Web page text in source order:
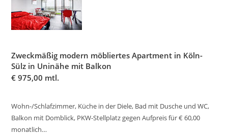
Zweckmäßig modern möbliertes Apartment in Köln-
Sülz in Uninähe mit Balkon
€ 975,00 mtl.
Wohn-/Schlafzimmer, Küche in der Diele, Bad mit Dusche und WC,
Balkon mit Domblick, PKW-Stellplatz gegen Aufpreis für € 60,00
monatlich…